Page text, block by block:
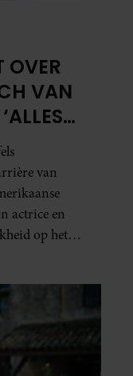
OVER
VAN
van
actrice en
op het